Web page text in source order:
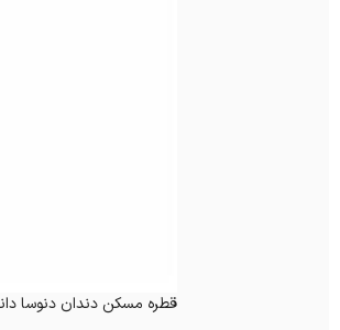
قطره مسکن دندان دنوسا